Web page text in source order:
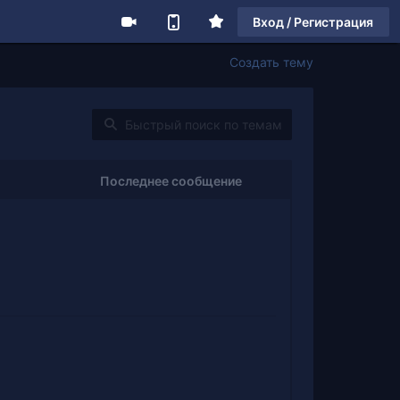
Вход / Регистрация
Создать тему
Последнее сообщение